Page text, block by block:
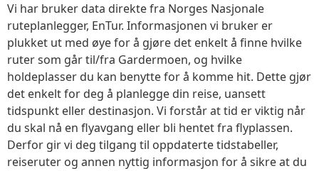
Vi har bruker data direkte fra Norges Nasjonale
ruteplanlegger, EnTur. Informasjonen vi bruker er
plukket ut med øye for å gjøre det enkelt å finne hvilke
ruter som går til/fra Gardermoen, og hvilke
holdeplasser du kan benytte for å komme hit. Dette gjør
det enkelt for deg å planlegge din reise, uansett
tidspunkt eller destinasjon. Vi forstår at tid er viktig når
du skal nå en flyavgang eller bli hentet fra flyplassen.
Derfor gir vi deg tilgang til oppdaterte tidstabeller,
reiseruter og annen nyttig informasjon for å sikre at du